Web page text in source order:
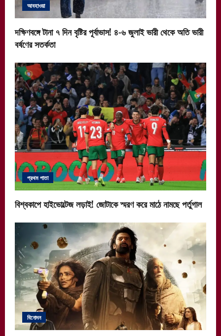
আবহাওয়া
দক্ষিণবঙ্গে টানা ৭ দিন বৃষ্টির পূর্বাভাস! ৪-৬ জুলাই ভারী থেকে অতি ভারী
বর্ষণের সতর্কতা
প্রথম পাতা
বিশ্বকাপে হাইভোল্টেজ লড়াই! জোটাকে স্মরণ করে মাঠে নামছে পর্তুগাল
বিনোদন